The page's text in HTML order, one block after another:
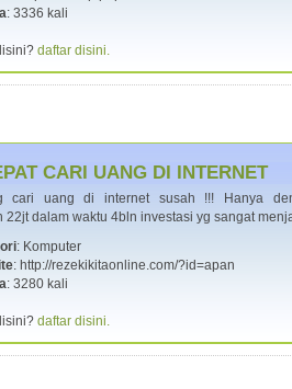
: 3336 kali
daftar disini.
CARI UANG DI INTERNET
cari uang di internet susah !!! Hanya
22jt dalam waktu 4bln investasi yg sangat
: Komputer
: http://rezekikitaonline.com/?id=apan
: 3280 kali
daftar disini.